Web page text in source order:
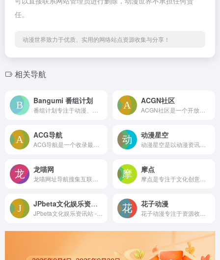
任。
动漫世界致力于优质、实用的网络站点资源收集与分享！
相关导航
Bangumi 番组计划 ACGN社区
ACG导航 动漫星空
龙喵网 摩点
JPbeta文化娱乐资讯站 花子动漫